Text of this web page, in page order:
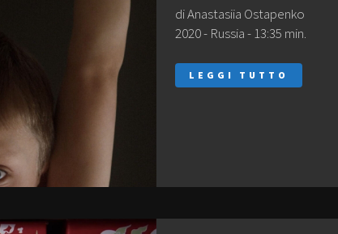
di Anastasiia Ostapenko
2020 - Russia - 13:35 min.
LEGGI TUTTO